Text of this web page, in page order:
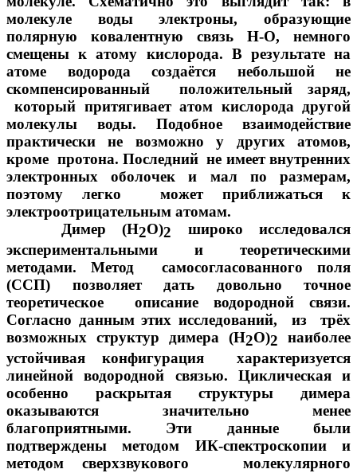
молекуле воды электроны, образующие
полярную ковалентную связь Н-О, немного
смещены к атому кислорода. В результате на
атоме водорода создаётся небольшой не
скомпенсированный положительный заряд,
который притягивает атом кислорода другой
молекулы воды. Подобное взаимодействие
практически не возможно у других атомов,
кроме протона. Последний не имеет внутренних
электронных оболочек и мал по размерам,
поэтому легко может приближаться к
электроотрицательным атомам.
Димер (Н2О)2 широко исследовался
экспериментальными и теоретическими
методами. Метод самосогласованного поля
(ССП) позволяет дать довольно точное
теоретическое описание водородной связи.
Согласно данным этих исследований, из трёх
возможных структур димера (Н2О)2 наиболее
устойчивая конфигурация характеризуется
линейной водородной связью. Циклическая и
особенно раскрытая структуры димера
оказываются значительно менее
благоприятными. Эти данные были
подтверждены методом ИК-спектроскопии и
методом сверхзвукового молекулярного